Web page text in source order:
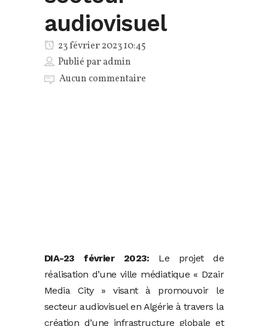
audiovisuel
23 février 2023 10:45
Publié paradmin
Aucun commentaire
DIA-23 février 2023: Le projet de
réalisation d’une ville médiatique « Dzair
Media City » visant à promouvoir le
secteur audiovisuel en Algérie à travers la
création d’une infrastructure globale et